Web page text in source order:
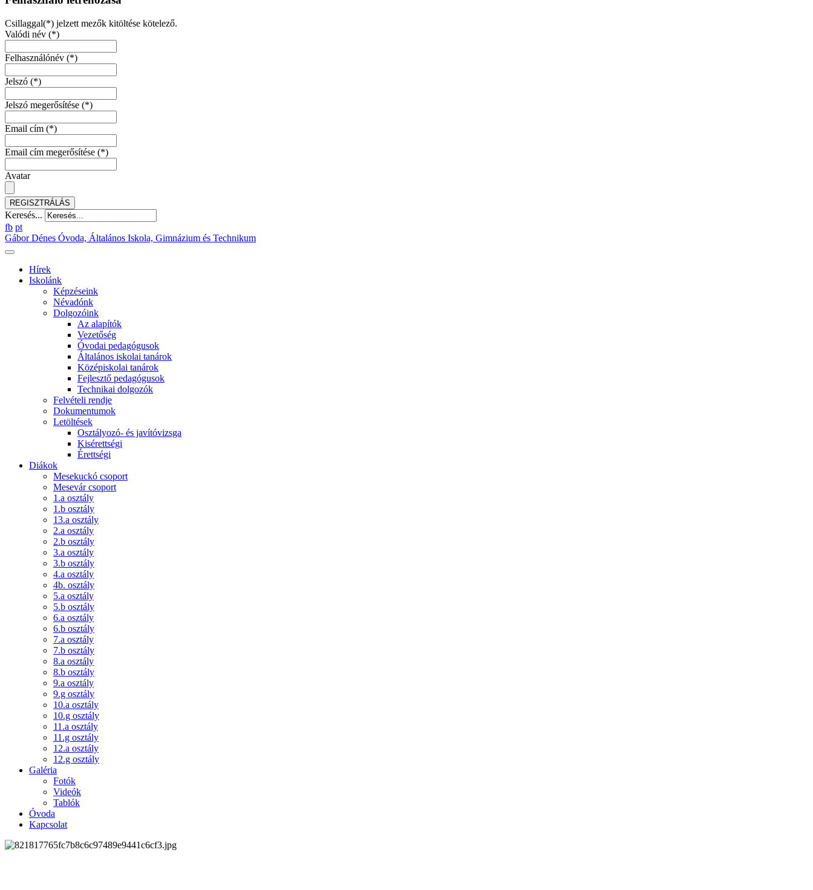
Csillaggal(*) jelzett mezők kitöltése kötelező.
Valódi név (*)
Felhasználónév (*)
Jelszó (*)
Jelszó megerősítése (*)
Email cím (*)
Email cím megerősítése (*)
Avatar
REGISZTRÁLÁS
Keresés...
fb pt
Gábor Dénes Óvoda, Általános Iskola, Gimnázium és Technikum
Hírek
Iskolánk
Képzéseink
Névadónk
Dolgozóink
Az alapítók
Vezetőség
Óvodai pedagógusok
Általános iskolai tanárok
Középiskolai tanárok
Fejlesztő pedagógusok
Technikai dolgozók
Felvételi rendje
Dokumentumok
Letöltések
Osztályozó- és javítóvizsga
Kisérettségi
Érettségi
Diákok
Mesekuckó csoport
Mesevár csoport
1.a osztály
1.b osztály
13.a osztály
2.a osztály
2.b osztály
3.a osztály
3.b osztály
4.a osztály
4b. osztály
5.a osztály
5.b osztály
6.a osztály
6.b osztály
7.a osztály
7.b osztály
8.a osztály
8.b osztály
9.a osztály
9.g osztály
10.a osztály
10.g osztály
11.a osztály
11.g osztály
12.a osztály
12.g osztály
Galéria
Fotók
Videók
Tablók
Óvoda
Kapcsolat